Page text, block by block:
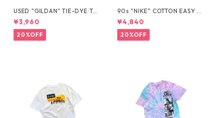
USED "GILDAN" TIE-DYE TE
E
¥3,960
20%OFF
90s "NIKE" COTTON EASY S
HORTS
¥4,840
20%OFF